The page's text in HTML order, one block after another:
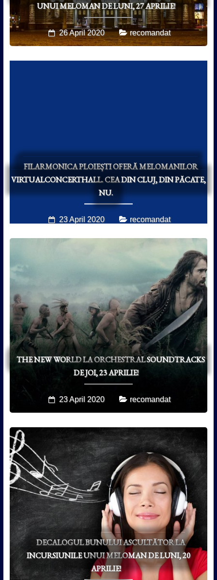
UNUI MELOMAN DE LUNI, 27 APRILIE!
26 April 2020 recomandat
FILARMONICA PLOIEȘTI OFERĂ MELOMANILOR
VIRTUALCONCERTHALL. CEA DIN CLUJ, DIN PĂCATE,
NU.
23 April 2020 recomandat
THE NEW WORLD LA ORCHESTRAL SOUNDTRACKS
DE JOI, 23 APRILIE!
23 April 2020 recomandat
DECALOGUL BUNULUI ASCULTĂTOR LA
INCURSIUNILE UNUI MELOMAN DE LUNI, 20
APRILIE!